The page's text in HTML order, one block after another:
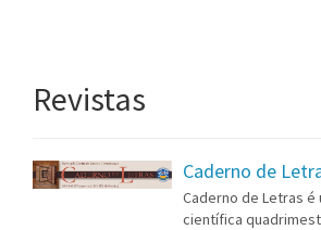
Revistas
Caderno de
Caderno de Letras é
científica